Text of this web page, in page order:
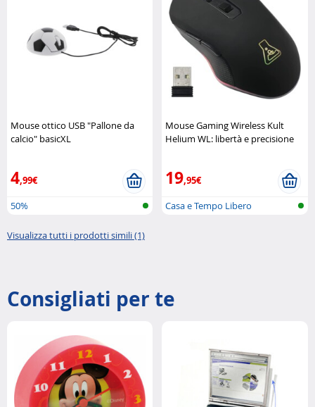
Mouse ottico USB "Pallone da
calcio" basicXL
4,99€
50%
Mouse Gaming Wireless Kult
Helium WL: libertà e precisione
19,95€
Casa e Tempo Libero
Visualizza tutti i prodotti simili (1)
Consigliati per te